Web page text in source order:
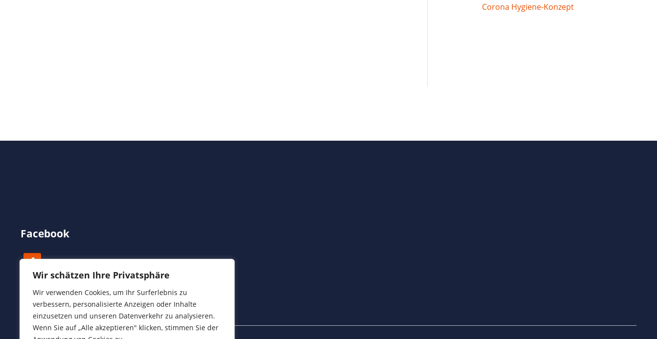
Wir schätzen Ihre Privatsphäre
Wir verwenden Cookies, um Ihr Surferlebnis zu
verbessern, personalisierte Anzeigen oder Inhalte
einzusetzen und unseren Datenverkehr zu analysieren.
Wenn Sie auf „Alle akzeptieren" klicken, stimmen Sie der
Corona Hygiene-Konzept
Facebook